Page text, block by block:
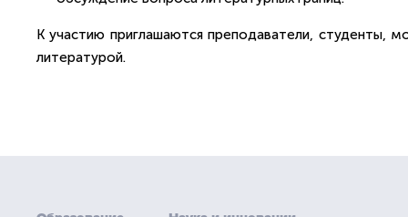
К участию приглашаются преподаватели, студенты,
литературой.